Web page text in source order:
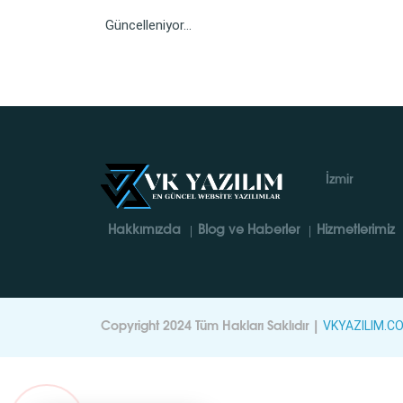
Güncelleniyor...
İzmir
Hakkımızda Blog ve Haberler Hizmetlerimiz
Copyright 2024 Tüm Hakları Saklıdır |